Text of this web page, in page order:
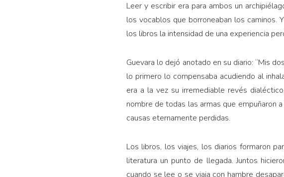
Leer y escribir era para ambos un
los vocablos que borroneaban los
los libros la intensidad de una experiencia
Guevara lo dejó anotado en su diario: “Mis
lo primero lo compensaba acudiendo al
era a la vez su irremediable revés
nombre de todas las armas que empuñaron
causas eternamente perdidas.
Los libros, los viajes, los diarios formaron
literatura un punto de llegada. Juntos
cuando se lee o se viaja con hambre